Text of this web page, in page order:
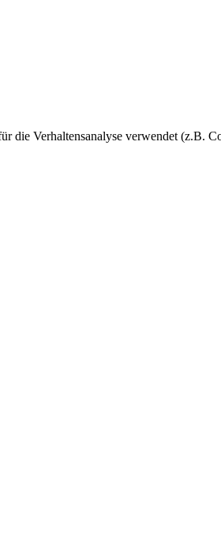
die Verhaltensanalyse verwendet (z.B.